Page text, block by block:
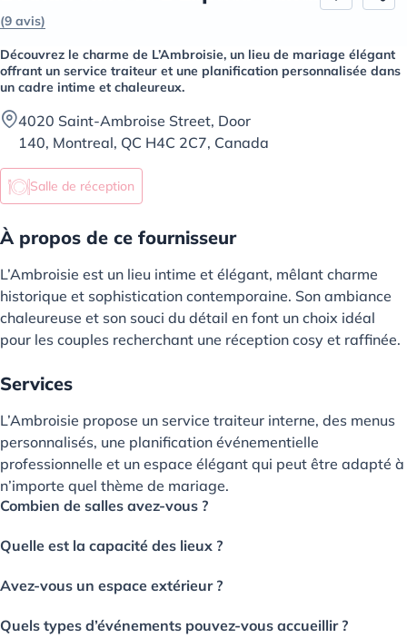
(9 avis)
Découvrez le charme de L’Ambroisie, un lieu de mariage élégant
offrant un service traiteur et une planification personnalisée dans
un cadre intime et chaleureux.
4020 Saint-Ambroise Street, Door
140, Montreal, QC H4C 2C7, Canada
Salle de réception
À propos de ce fournisseur
L’Ambroisie est un lieu intime et élégant, mêlant charme
historique et sophistication contemporaine. Son ambiance
chaleureuse et son souci du détail en font un choix idéal
pour les couples recherchant une réception cosy et raffinée.
Services
L’Ambroisie propose un service traiteur interne, des menus
personnalisés, une planification événementielle
professionnelle et un espace élégant qui peut être adapté à
n’importe quel thème de mariage.
Combien de salles avez-vous ?
Quelle est la capacité des lieux ?
Avez-vous un espace extérieur ?
Quels types d’événements pouvez-vous accueillir ?